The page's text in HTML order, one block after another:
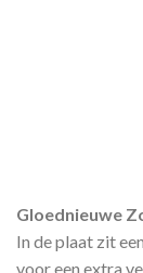
Gloednieuwe
In de plaat zit
voor een extra